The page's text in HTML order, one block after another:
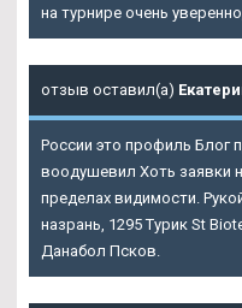
на турнире очень
отзыв оставил(а)
России это профиль Блог
воодушевил Хоть заявки
пределах видимости.
назрань, 1295 Турик St
Данабол Псков.